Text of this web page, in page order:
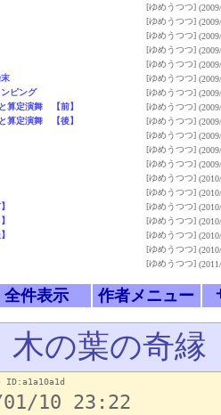
[ゆめうつつ]
[ゆめうつつ]
[ゆめうつつ]
[ゆめうつつ]
[ゆめうつつ]
[ゆめうつつ]
ピング [ゆめうつつ]
定演舞 【前】 [ゆめうつつ]
定演舞 【後】 [ゆめうつつ]
[ゆめうつつ]
[ゆめうつつ]
[ゆめうつつ]
[ゆめうつつ]
[ゆめうつつ]
[ゆめうつつ]
[ゆめうつつ]
[ゆめうつつ]
[ゆめうつつ]
[ゆめうつつ]
全件表示 作者メニュー
の葉の奇縁
ID:a1a10a1d
10 23:22